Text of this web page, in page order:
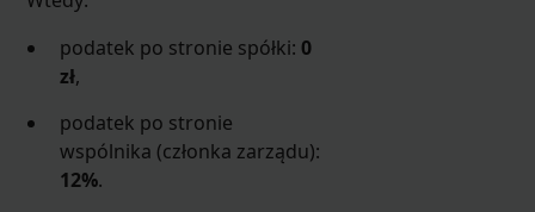
podatek po stronie spółki: 0
zł,
podatek po stronie
wspólnika (członka zarządu):
12%.